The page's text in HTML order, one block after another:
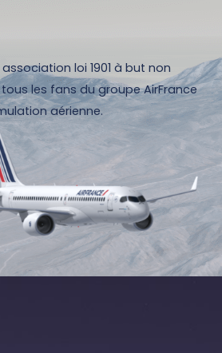
association loi 1901 à but non
les fans du groupe AirFrance
aérienne.